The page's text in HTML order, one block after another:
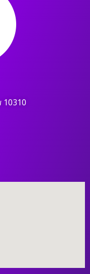
10310